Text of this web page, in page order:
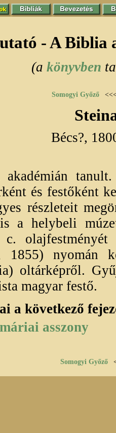
- A Biblia
(a könyvben
Somogyi Győző
Bécs?,
és festőként
részleteit
a helybeli
c.
1855) nyomán
oltárképről.
magyar festő.
a következő
asszony
Somogyi Győző